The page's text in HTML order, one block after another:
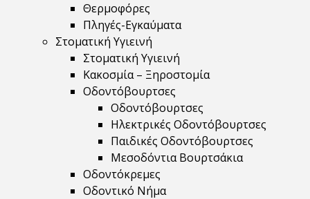
Θερμοφόρες
Πληγές-Εγκαύματα
Στοματική Υγιεινή
Στοματική Υγιεινή
Κακοσμία – Ξηροστομία
Οδοντόβουρτσες
Οδοντόβουρτσες
Ηλεκτρικές Οδοντόβουρτσες
Παιδικές Οδοντόβουρτσες
Μεσοδόντια Βουρτσάκια
Οδοντόκρεμες
Οδοντικό Νήμα